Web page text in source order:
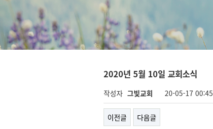
2020년 5월 10일 교회소식
작성자 그빛교회 20-05-17 00:45
이전글 다음글